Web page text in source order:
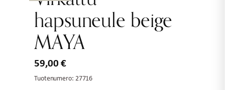
hapsuneule beige
MAYA
59,00€
Tuotenumero: 27716